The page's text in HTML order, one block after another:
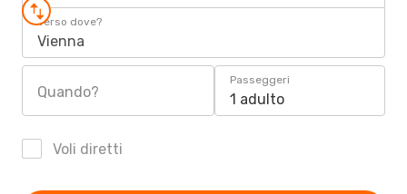
Verso dove?
Vienna
Quando?
Passeggeri
1 adulto
Voli diretti